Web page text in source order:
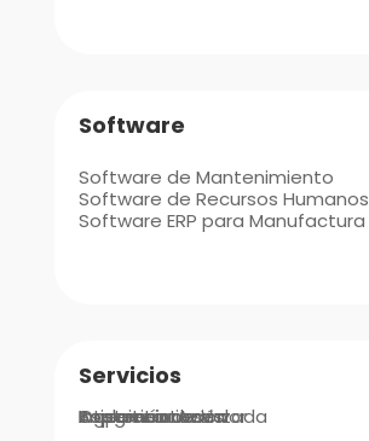
Software
Software de Mantenimiento
Software de Recursos Humanos
Software ERP para Manufactura
Servicios
Integraciones
Implementación
Ingeniería de Valor
Asistencia Avanzada
Soporte
Capacitaciones